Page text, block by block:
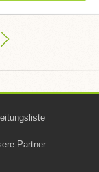
Partner